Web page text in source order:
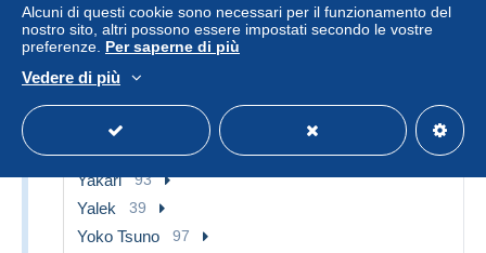
Wayne Shelton 28
Wendigo 0
XIII 330
XXe ciel.com 4
Yakari 93
Yalek 39
Yoko Tsuno 97
Alcuni di questi cookie sono necessari per il funzionamento del
nostro sito, altri possono essere impostati secondo le vostre
preferenze. Per saperne di più
Vedere di più